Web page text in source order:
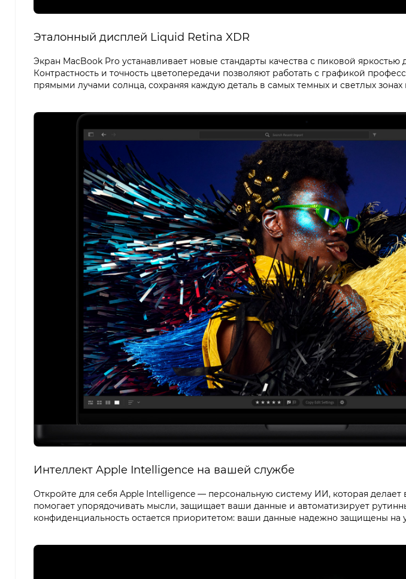
Эталонный дисплей Liquid Retina XDR
Экран MacBook Pro устанавливает новые стандарты качества с пиковой
Контрастность и точность цветопередачи позволяют работать с графикой
прямыми лучами солнца, сохраняя каждую деталь в самых темных и светлых зонах
Интеллект Apple Intelligence на вашей службе
Откройте для себя Apple Intelligence — персональную систему ИИ, которая
помогает упорядочивать мысли, защищает ваши данные и автоматизирует
конфиденциальность остается приоритетом: ваши данные надежно защищены на